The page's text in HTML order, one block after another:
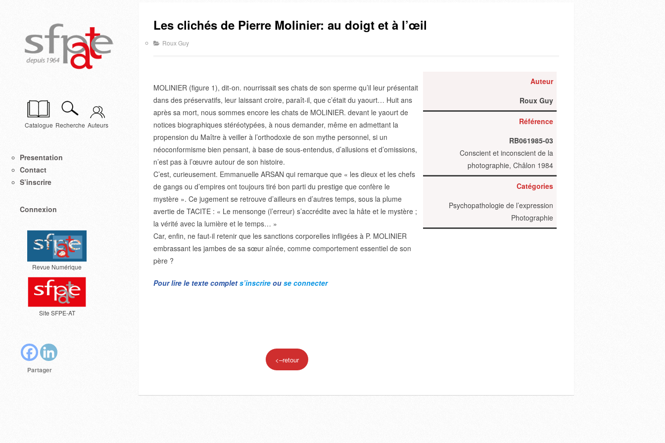
Catalogue Recherche Auteurs
Presentation
Contact
S’inscrire
Connexion
Revue Numérique
Site SFPE-AT
Partager
Les clichés de Pierre Molinier: au doigt et à l’œil
Roux Guy
MOLINIER (figure 1), dit-on. nourrissait ses chats de son sperme qu’il leur présentait
dans des préservatifs, leur laissant croire, paraît-il, que c’était du yaourt… Huit ans
après sa mort, nous sommes encore les chats de MOLINIER. devant le yaourt de
notices biographiques stéréotypées, à nous demander, même en admettant la
propension du Maître à veiller à l’orthodoxie de son mythe personnel, si un
néoconformisme bien pensant, à base de sous-entendus, d’allusions et d’omissions,
n’est pas à l’œuvre autour de son histoire.
C’est, curieusement. Emmanuelle ARSAN qui remarque que « les dieux et les chefs
de gangs ou d’empires ont toujours tiré bon parti du prestige que confère le
mystère ». Ce jugement se retrouve d’ailleurs en d’autres temps, sous la plume
avertie de TACITE : « Le mensonge (l’erreur) s’accrédite avec la hâte et le mystère ;
la vérité avec la lumière et le temps… »
Car, enfin, ne faut-il retenir que les sanctions corporelles infligées à P. MOLINIER
embrassant les jambes de sa sœur aînée, comme comportement essentiel de son
père ?
Pour lire le texte complet s’inscrire ou se connecter
<–retour
Auteur
Roux Guy
Référence
RB061985-03
Conscient et inconscient de la
photographie, Châlon 1984
Catégories
Psychopathologie de l’expression
Photographie